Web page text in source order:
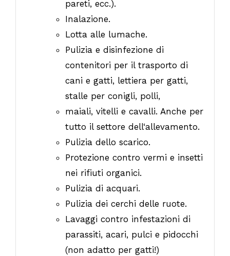
pareti, ecc.).
Inalazione.
Lotta alle lumache.
Pulizia e disinfezione di
contenitori per il trasporto di
cani e gatti, lettiera per gatti,
stalle per conigli, polli,
maiali, vitelli e cavalli. Anche per
tutto il settore dell‘allevamento.
Pulizia dello scarico.
Protezione contro vermi e insetti
nei rifiuti organici.
Pulizia di acquari.
Pulizia dei cerchi delle ruote.
Lavaggi contro infestazioni di
parassiti, acari, pulci e pidocchi
(non adatto per gatti!)